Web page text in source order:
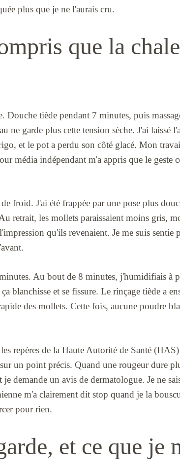
plus que je ne l'aurais cru.
que la
Douche tiède pendant 7 minutes, puis
ne garde plus cette tension sèche. J'ai laissé
et le pot a perdu son côté glacé. Mon
média indépendant m'a appris que le geste
froid. J'ai été frappée par une pose plus
retrait, les mollets paraissaient moins gris,
qu'ils revenaient. Je me suis sentie
Au bout de 8 minutes, j'humidifiais à
blanchisse et se fissure. Le rinçage tiède a
des mollets. Cette fois, aucune poudre
repères de la Haute Autorité de Santé
un point précis. Quand une rougeur dure
demande un avis de dermatologue. Je ne
m'a clairement dit stop quand je la
pour rien.
et ce que je